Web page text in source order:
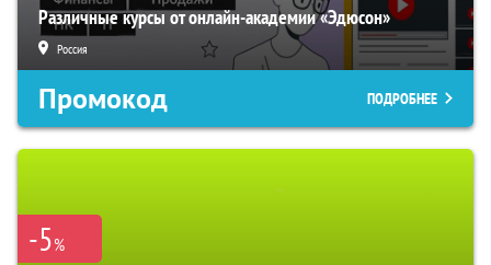
Различные курсы от онлайн-академии «Эдюсон»
Россия
Промокод ПОДРОБНЕЕ
-5%